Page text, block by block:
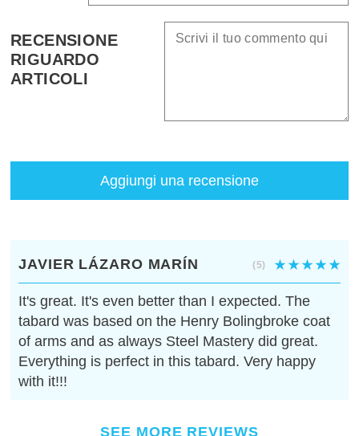
RECENSIONE
RIGUARDO
ARTICOLI
Aggiungi una recensione
JAVIER LÁZARO MARÍN (5)
It's great. It's even better than I expected. The
tabard was based on the Henry Bolingbroke coat
of arms and as always Steel Mastery did great.
Everything is perfect in this tabard. Very happy
with it!!!
SEE MORE REVIEWS